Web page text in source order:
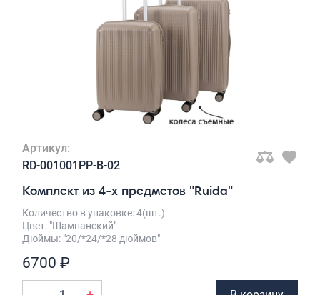
Артикул:
RD-001001PP-B-02
Комплект из 4-х предметов "Ruida"
Количество в упаковке: 4(шт.)
Цвет: "Шампанский"
Дюймы: "20/*24/*28 дюймов"
6700 ₽